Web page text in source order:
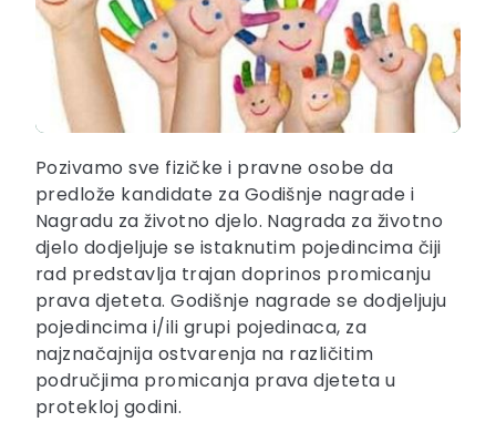
Pozivamo sve fizičke i pravne osobe da
predlože kandidate za Godišnje nagrade i
Nagradu za životno djelo. Nagrada za životno
djelo dodjeljuje se istaknutim pojedincima čiji
rad predstavlja trajan doprinos promicanju
prava djeteta. Godišnje nagrade se dodjeljuju
pojedincima i/ili grupi pojedinaca, za
najznačajnija ostvarenja na različitim
područjima promicanja prava djeteta u
protekloj godini.